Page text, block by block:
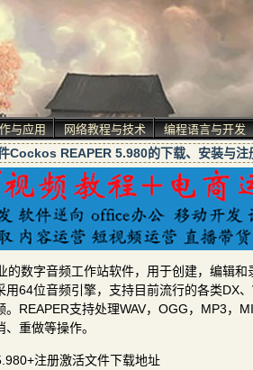
与应用 网络教程与技术 编程语言与开发
Cockos REAPER 5.980的下载、安装与注
的数字音频工作站软件，用于创建，编辑
用64位音频引擎，支持目前流行的各类DX
REAPER支持处理WAV，OGG，MP3，
重做等操作。
注册激活文件下载地址